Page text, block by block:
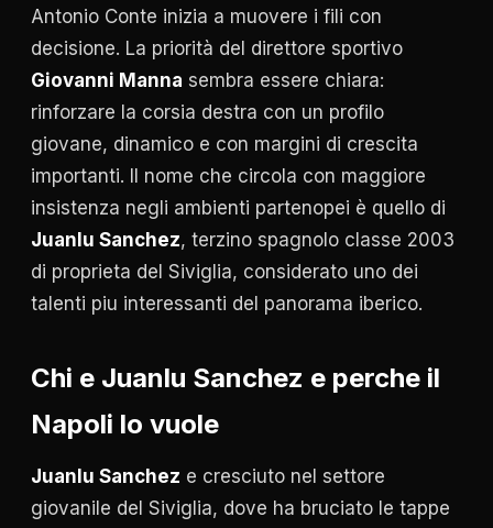
Antonio Conte inizia a muovere i fili con
decisione. La priorità del direttore sportivo
Giovanni Manna sembra essere chiara:
rinforzare la corsia destra con un profilo
giovane, dinamico e con margini di crescita
importanti. Il nome che circola con maggiore
insistenza negli ambienti partenopei è quello di
Juanlu Sanchez, terzino spagnolo classe 2003
di proprieta del Siviglia, considerato uno dei
talenti piu interessanti del panorama iberico.
Chi e Juanlu Sanchez e perche il
Napoli lo vuole
Juanlu Sanchez e cresciuto nel settore
giovanile del Siviglia, dove ha bruciato le tappe